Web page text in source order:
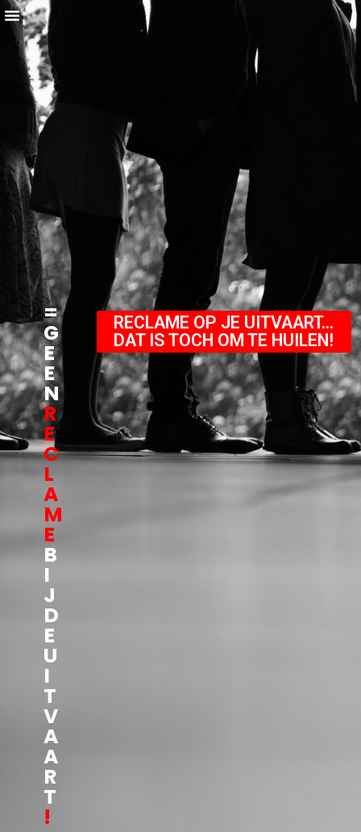
=
G
E
E
N
R
E
C
L
A
M
E
B
I
J
D
E
U
I
T
V
A
A
R
T
!
RECLAME OP JE UITVAART...
DAT IS TOCH OM TE HUILEN!